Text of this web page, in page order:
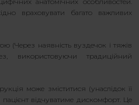
враховувати багато важливих
(Через наявність вуздечок і тяжів
використовуючи традиційний
може зміститися (унаслідок її
відчуватиме дискомфорт. Це